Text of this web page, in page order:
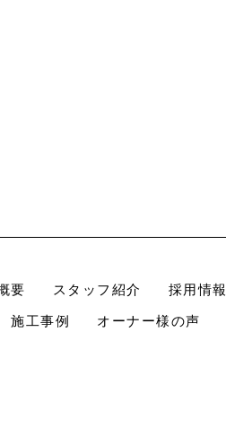
要 スタッフ紹介
採用情報
施工事例 オーナー様の声